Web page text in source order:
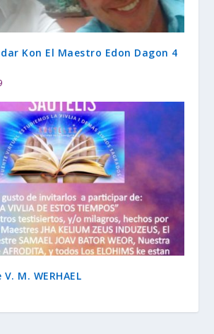
Kon El Maestro Edon Dagon 4
M. WERHAEL